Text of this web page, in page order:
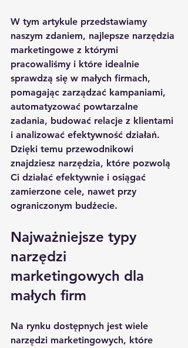
W tym artykule przedstawiamy
naszym zdaniem, najlepsze narzędzia
marketingowe z którymi
pracowaliśmy i które idealnie
sprawdzą się w małych firmach,
pomagając zarządzać kampaniami,
automatyzować powtarzalne
zadania, budować relacje z klientami
i analizować efektywność działań.
Dzięki temu przewodnikowi
znajdziesz narzędzia, które pozwolą
Ci działać efektywnie i osiągać
zamierzone cele, nawet przy
ograniczonym budżecie.
Najważniejsze typy
narzędzi
marketingowych dla
małych firm
Na rynku dostępnych jest wiele
narzędzi marketingowych, które